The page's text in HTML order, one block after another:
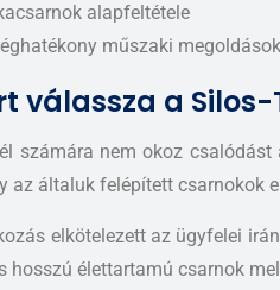
alapfeltétele
műszaki
válassza a
számára nem okoz csalódást
az általuk felépített csarnokok
elkötelezett az ügyfelei
hosszú élettartamú csarnok